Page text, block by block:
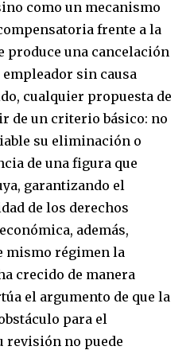
como un mecanismo
frente a la
produce una cancelación
sin causa
cualquier propuesta de
de un criterio básico: no
su eliminación o
de una figura que
garantizando el
de los derechos
además,
mismo régimen la
crecido de manera
el argumento de que la
para el
revisión no puede